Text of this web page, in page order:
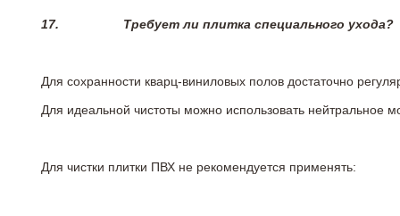
17. Требует ли плитка специального ухода?
Для сохранности кварц-виниловых полов достаточно
Для идеальной чистоты можно использовать
Для чистки плитки ПВХ не рекомендуется применять: